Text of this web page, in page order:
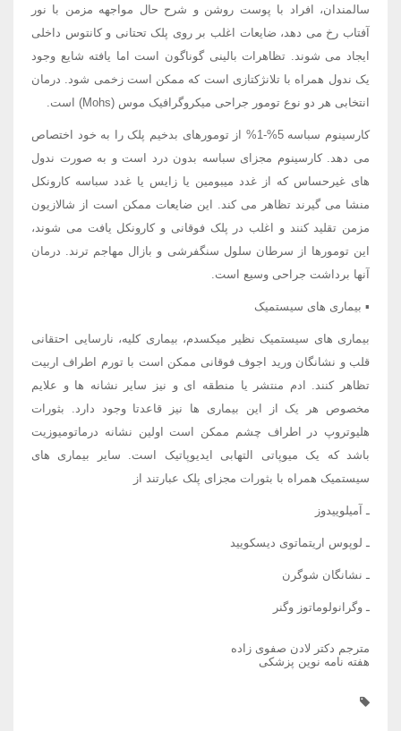
سالمندان، افراد با پوست روشن و شرح حال مواجهه مزمن با نور
آفتاب رخ می دهد، ضایعات اغلب بر روی پلک تحتانی و کانتوس داخلی
ایجاد می شوند. تظاهرات بالینی گوناگون است اما یافته شایع وجود
یک ندول همراه با تلانژکتازی است که ممکن است زخمی شود. درمان
انتخابی هر دو نوع تومور جراحی میکروگرافیک موس (Mohs) است.
کارسینوم سباسه 5%-1% از تومورهای بدخیم پلک را به خود اختصاص
می دهد. کارسینوم مجزای سباسه بدون درد است و به صورت ندول
های غیرحساس که از غدد میبومین یا زایس یا غدد سباسه کارونکل
منشا می گیرند تظاهر می کند. این ضایعات ممکن است از شالازیون
مزمن تقلید کنند و اغلب در پلک فوقانی و کارونکل یافت می شوند،
این تومورها از سرطان سلول سنگفرشی و بازال مهاجم ترند. درمان
آنها برداشت جراحی وسیع است.
▪ بیماری های سیستمیک
بیماری های سیستمیک نظیر میکسدم، بیماری کلیه، نارسایی احتقانی
قلب و نشانگان ورید اجوف فوقانی ممکن است با تورم اطراف اربیت
تظاهر کنند. ادم منتشر یا منطقه ای و نیز سایر نشانه ها و علایم
مخصوص هر یک از این بیماری ها نیز قاعدتا وجود دارد. بثورات
هلیوتروپ در اطراف چشم ممکن است اولین نشانه درماتومیوزیت
باشد که یک میوپاتی التهابی ایدیوپاتیک است. سایر بیماری های
سیستمیک همراه با بثورات مجزای پلک عبارتند از
ـ آمیلوییدوز
ـ لوپوس اریتماتوی دیسکویید
ـ نشانگان شوگرن
ـ وگرانولوماتوز وگنر
مترجم دکتر لادن صفوی زاده
هفته نامه نوین پزشکی